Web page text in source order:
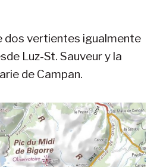
dos vertientes igualmente
Luz-St. Sauveur y la
de Campan.